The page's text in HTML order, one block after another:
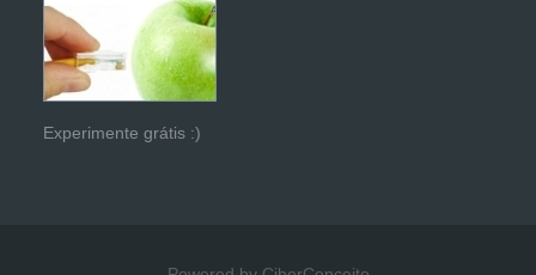
Experimente grátis :)